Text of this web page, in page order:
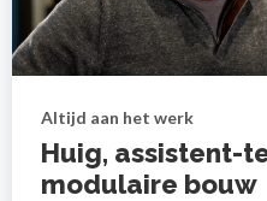
Altijd aan het werk
Huig, assistent-
modulaire bouw